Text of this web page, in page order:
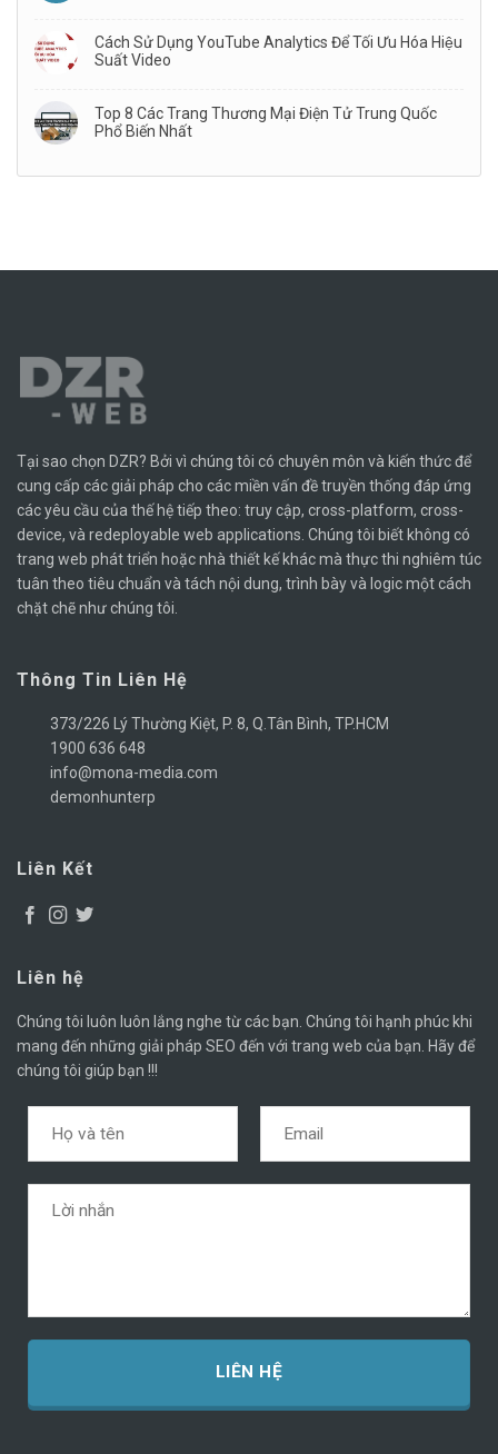
Cách Sử Dụng YouTube Analytics Để Tối Ưu Hóa Hiệu
Suất Video
Top 8 Các Trang Thương Mại Điện Tử Trung Quốc
Phổ Biến Nhất
Tại sao chọn DZR? Bởi vì chúng tôi có chuyên môn và kiến ​​thức để
cung cấp các giải pháp cho các miền vấn đề truyền thống đáp ứng
các yêu cầu của thế hệ tiếp theo: truy cập, cross-platform, cross-
device, và redeployable web applications. Chúng tôi biết không có
trang web phát triển hoặc nhà thiết kế khác mà thực thi nghiêm túc
tuân theo tiêu chuẩn và tách nội dung, trình bày và logic một cách
chặt chẽ như chúng tôi.
Thông Tin Liên Hệ
373/226 Lý Thường Kiệt, P. 8, Q.Tân Bình, TP.HCM
1900 636 648
info@mona-media.com
demonhunterp
Liên Kết
Liên hệ
Chúng tôi luôn luôn lắng nghe từ các bạn. Chúng tôi hạnh phúc khi
mang đến những giải pháp SEO đến với trang web của bạn. Hãy để
chúng tôi giúp bạn !!!